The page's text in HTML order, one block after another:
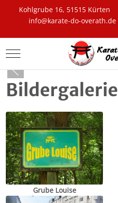
Kohlgrube 16, 51515 Kürten
info@karate-do-overath.de
Mobile Menu Toggle
Bildergalerie
Grube Louise